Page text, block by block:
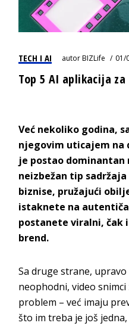
TECH I AI autorBIZLife 01/
Top 5 AI aplikacija
Već nekoliko godina,
njegovim uticajem na
je postao dominantan
neizbežan tip
biznise, pružajući
istaknete na
postanete viralni, čak
brend.
Sa druge strane,
neophodni, video
problem – već imaju
što im treba je još